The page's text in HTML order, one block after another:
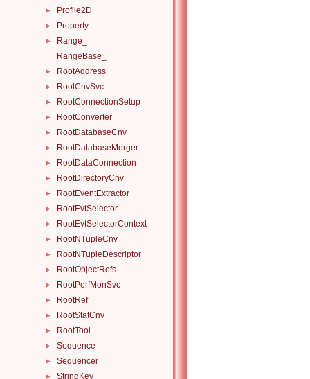
► Profile2D
► Property
►
Range_
RangeBase_
► RootAddress
► RootCnvSvc
► RootConnectionSetup
► RootConverter
► RootDatabaseCnv
► RootDatabaseMerger
► RootDataConnection
► RootDirectoryCnv
► RootEventExtractor
► RootEvtSelector
► RootEvtSelectorContext
► RootNTupleCnv
► RootNTupleDescriptor
► RootObjectRefs
► RootPerfMonSvc
► RootRef
► RootStatCnv
► RootTool
► Sequence
► Sequencer
► StringKey